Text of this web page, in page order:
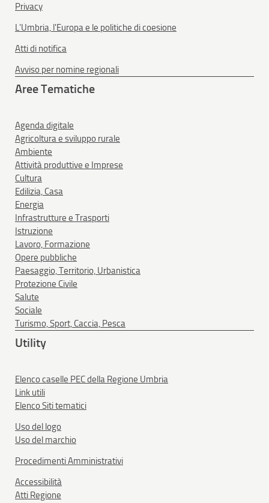
Privacy
L'Umbria, l'Europa e le politiche di coesione
Atti di notifica
Avviso per nomine regionali
Aree Tematiche
Agenda digitale
Agricoltura e sviluppo rurale
Ambiente
Attività produttive e Imprese
Cultura
Edilizia, Casa
Energia
Infrastrutture e Trasporti
Istruzione
Lavoro, Formazione
Opere pubbliche
Paesaggio, Territorio, Urbanistica
Protezione Civile
Salute
Sociale
Turismo, Sport, Caccia, Pesca
Utility
Elenco caselle PEC della Regione Umbria
Link utili
Elenco Siti tematici
Uso del logo
Uso del marchio
Procedimenti Amministrativi
Accessibilità
Atti Regione